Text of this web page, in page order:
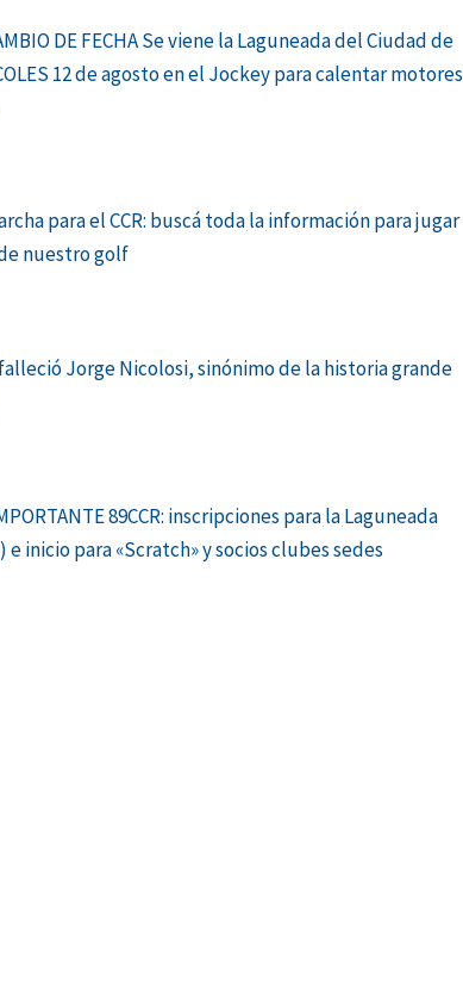
DE FECHA Se viene la Laguneada del Ciudad de
12 de agosto en el Jockey para calentar motores
para el CCR: buscá toda la información para jugar
nuestro golf
Jorge Nicolosi, sinónimo de la historia grande
89CCR: inscripciones para la Laguneada
inicio para «Scratch» y socios clubes sedes